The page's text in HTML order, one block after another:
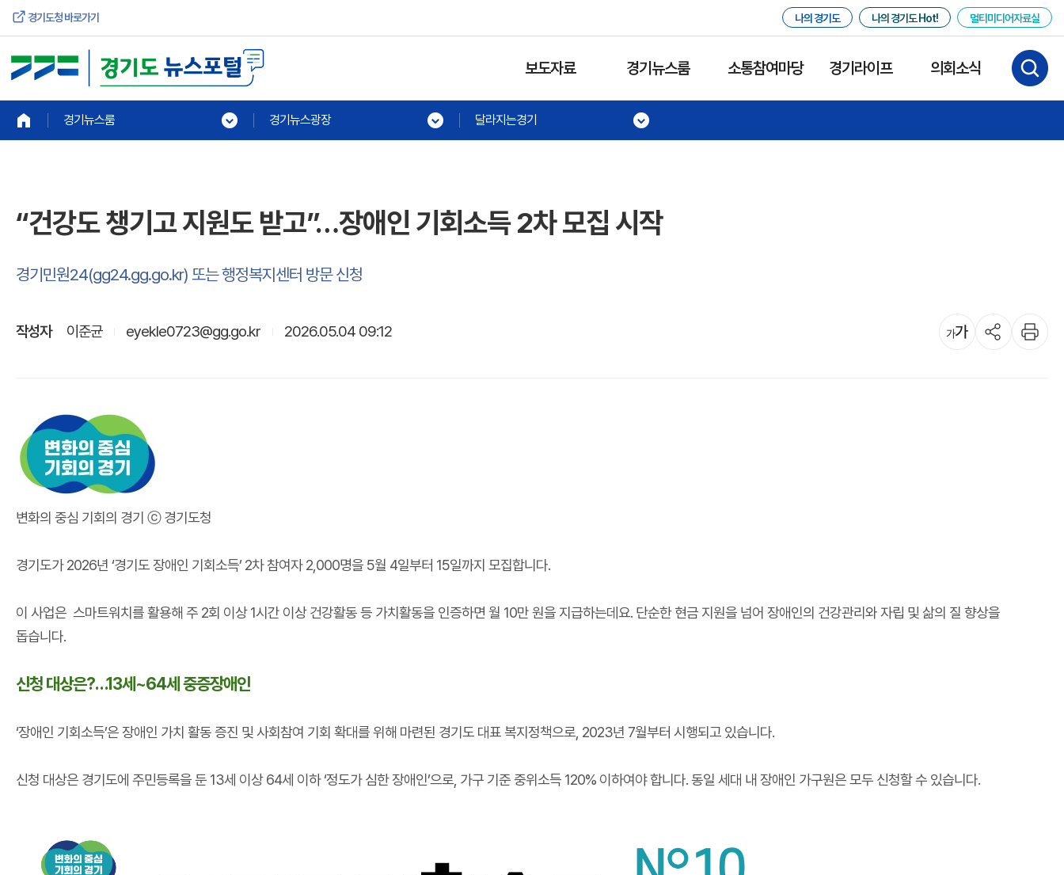
경기도청 바로가기 나의 경기도 나의 경기도 Hot! 멀티미디어자료실
보도자료 경기뉴스룸 소통참여마당 경기라이프 의회소식
경기뉴스룸 경기뉴스광장 달라지는경기
“건강도 챙기고 지원도 받고”…장애인 기회소득 2차 모집 시작
경기민원24(gg24.gg.go.kr) 또는 행정복지센터 방문 신청
작성자 이준균 eyekle0723@gg.go.kr 2026.05.04 09:12
변화의 중심 기회의 경기 ⓒ 경기도청
경기도가 2026년 ‘경기도 장애인 기회소득’ 2차 참여자 2,000명을 5월 4일부터 15일까지 모집합니다.
이 사업은 스마트워치를 활용해 주 2회 이상 1시간 이상 건강활동 등 가치활동을 인증하면 월 10만 원을 지급하는데요. 단순한 현금 지원을 넘어 장애인의 건강관리와 자립 및 삶의 질 향상을
돕습니다.
신청 대상은?…13세~64세 중증장애인
‘장애인 기회소득’은 장애인 가치 활동 증진 및 사회참여 기회 확대를 위해 마련된 경기도 대표 복지정책으로, 2023년 7월부터 시행되고 있습니다.
신청 대상은 경기도에 주민등록을 둔 13세 이상 64세 이하 ‘정도가 심한 장애인’으로, 가구 기준 중위소득 120% 이하여야 합니다. 동일 세대 내 장애인 가구원은 모두 신청할 수 있습니다.